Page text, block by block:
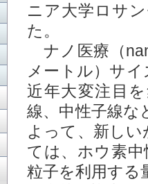
ニア大学ロサ
た。
ナノ医療（
メートル）サ
近年大変注目
線、中性子線な
よって、新し
ては、ホウ素
粒子を利用する